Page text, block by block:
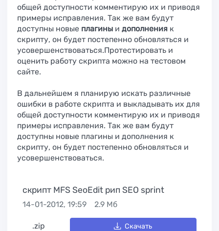
общей доступности комментирую их и приводя
примеры исправления. Так же вам будут
доступны новые плагины и дополнения к
скрипту, он будет постепенно обновляться и
усовершенствоваться.Протестировать и
оценить работу скрипта можно на тестовом
сайте.
В дальнейшем я планирую искать различные
ошибки в работе скрипта и выкладывать их для
общей доступности комментирую их и приводя
примеры исправления. Так же вам будут
доступны новые плагины и дополнения к
скрипту, он будет постепенно обновляться и
усовершенствоваться.
скрипт MFS SeoEdit рип SEO sprint
14-01-2012, 19:59 2.9 Мб
.zip Скачать